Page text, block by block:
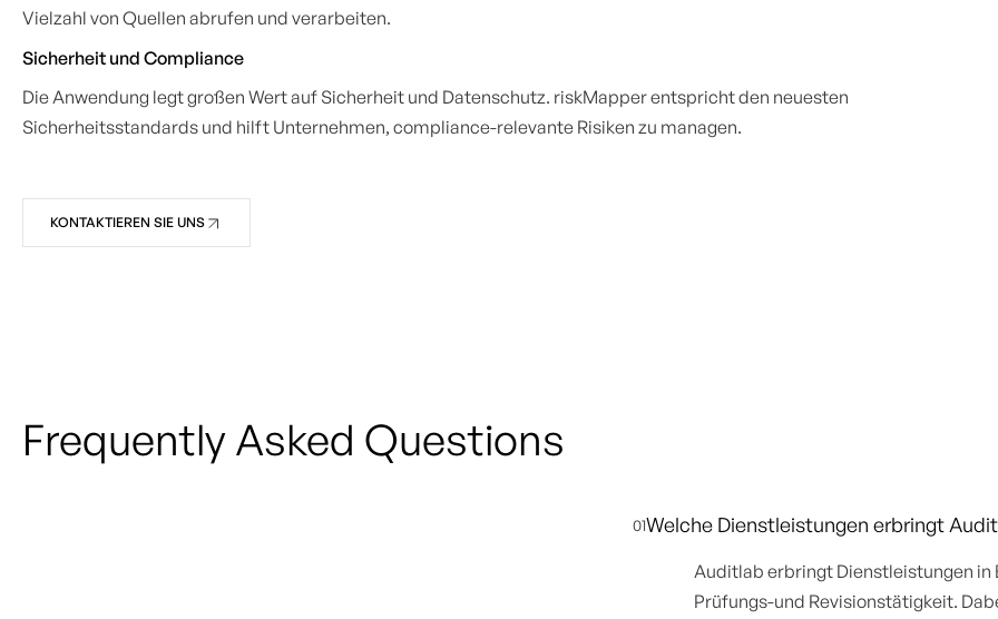
Vielzahl von Quellen abrufen und verarbeiten.
Sicherheit und Compliance
Die Anwendung legt großen Wert auf Sicherheit und Datenschutz. riskMapper entspricht den neuesten
Sicherheitsstandards und hilft Unternehmen, compliance-relevante Risiken zu managen.
KONTAKTIEREN SIE UNS
Frequently Asked Questions
01Welche Dienstleistungen erbringt
Auditlab erbringt Dienstleistungen
Prüfungs-und Revisionstätigkeit.